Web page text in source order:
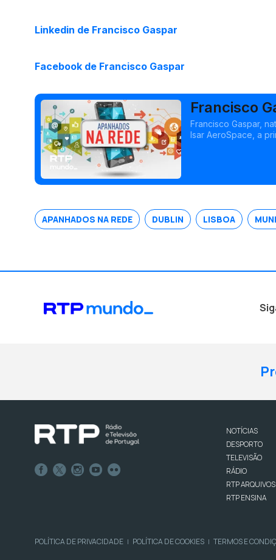
Linkedin de Francisco Gaspar
Facebook de Francisco Gaspar
Francisco
Francisco Gaspar,
Isar AeroSpace, a
APANHADOS NA REDE DUBLIN LISBOA
NOTÍCIAS
DESPORTO
TELEVISÃO
RÁDIO
RTP ARQUIVOS
RTP ENSINA
POLÍTICA DE PRIVACIDADE | POLÍTICA DE COOKIES | TERMOS E